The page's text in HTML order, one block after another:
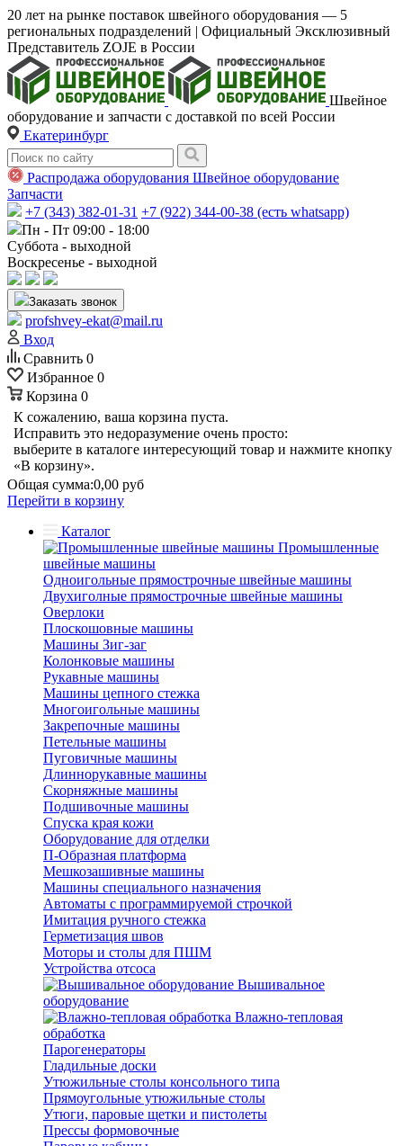
20 лет на рынке поставок швейного оборудования — 5
региональных подразделений | Официальный Эксклюзивный
Представитель ZOJE в России
Швейное
оборудование и запчасти с доставкой по всей России
Екатеринбург
Распродажа оборудования Швейное оборудование
Запчасти
+7 (343) 382-01-31 +7 (922) 344-00-38 (есть whatsapp)
Пн - Пт 09:00 - 18:00
Суббота - выходной
Воскресенье - выходной
Заказать звонок
profshvey-ekat@mail.ru
Вход
Сравнить 0
Избранное 0
Корзина 0
К сожалению, ваша корзина пуста.
Исправить это недоразумение очень просто:
выберите в каталоге интересующий товар и нажмите кнопку
«В корзину».
Общая сумма:0,00 руб
Перейти в корзину
Каталог
Промышленные
швейные машины
Одноигольные прямострочные швейные машины
Двухиголные прямострочные швейные машины
Оверлоки
Плоскошовные машины
Машины Зиг-заг
Колонковые машины
Рукавные машины
Машины цепного стежка
Многоигольные машины
Закрепочные машины
Петельные машины
Пуговичные машины
Длиннорукавные машины
Скорняжные машины
Подшивочные машины
Спуска края кожи
Оборудование для отделки
П-Образная платформа
Мешкозашивные машины
Машины специального назначения
Автоматы с программируемой строчкой
Имитация ручного стежка
Герметизация швов
Моторы и столы для ПШМ
Устройства отсоса
Вышивальное
оборудование
Влажно-тепловая
обработка
Парогенераторы
Гладильные доски
Утюжильные столы консольного типа
Прямоугольные утюжильные столы
Утюги, паровые щетки и пистолеты
Прессы формовочные